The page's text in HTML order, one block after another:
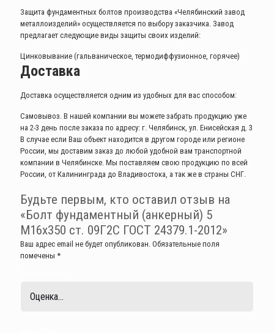
Защита фундаментных болтов производства «Челябинский завод
металлоизделий» осуществляется по выбору заказчика. Завод
предлагает следующие виды защиты своих изделий:
Цинковывание (гальваническое, термодиффузионное, горячее)
Доставка
Доставка осуществляется одним из удобных для вас способом:
Самовывоз. В нашей компании вы можете забрать продукцию уже
на 2-3 день после заказа по адресу: г. Челябинск, ул. Енисейская д. 3
В случае если Ваш объект находится в другом городе или регионе
России, мы доставим заказ до любой удобной вам транспортной
компании в Челябинске. Мы поставляем свою продукцию по всей
России, от Калининграда до Владивостока, а так же в страны СНГ.
Будьте первым, кто оставил отзыв на
«Болт фундаментный (анкерный) 5
М16х350 ст. 09Г2С ГОСТ 24379.1-2012»
Ваш адрес email не будет опубликован. Обязательные поля
помечены *